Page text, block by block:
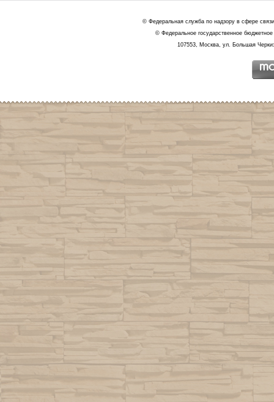
© Федеральная служба по надзору в сфере
© Федеральное государственное
107553, Москва, ул. Большая